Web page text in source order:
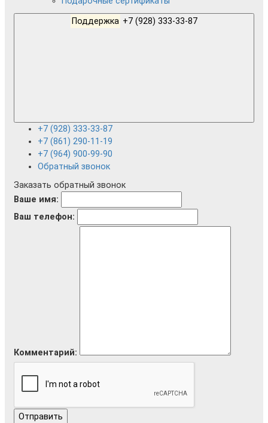
Поддержка
+7 (928) 333-33-87
+7 (861) 290-11-19
+7 (964) 900-99-90
Обратный звонок
Заказать обратный звонок
Ваше имя:
Ваш телефон:
Комментарий:
Отправить